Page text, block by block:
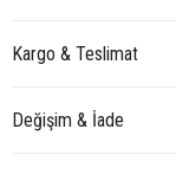
Kargo & Teslimat
Değişim & İade